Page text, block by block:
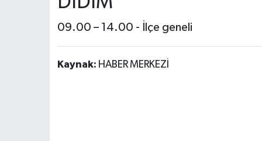
09.00 – 14.00 - İlçe geneli
Kaynak: HABER MERKEZİ